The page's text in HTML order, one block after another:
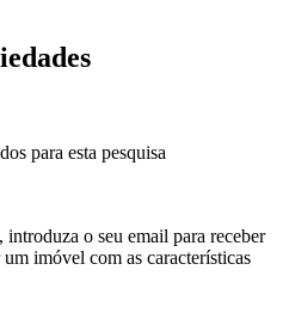
para esta pesquisa
o seu email para receber
imóvel com as características